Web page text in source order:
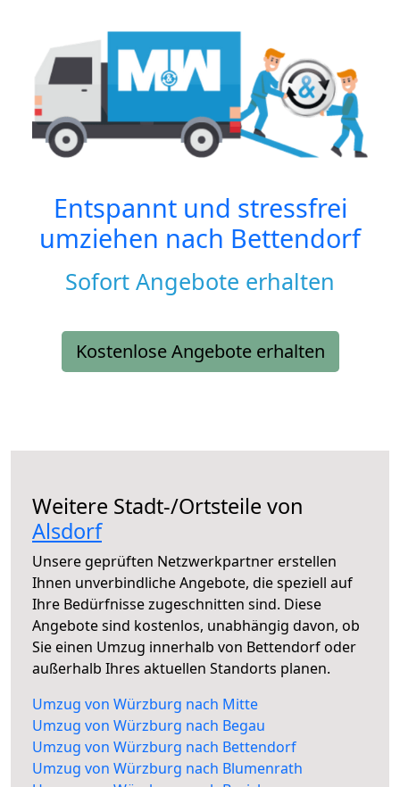
Entspannt und stressfrei
umziehen nach Bettendorf
Sofort Angebote erhalten
Kostenlose Angebote erhalten
Weitere Stadt-/Ortsteile von
Alsdorf
Unsere geprüften Netzwerkpartner erstellen
Ihnen unverbindliche Angebote, die speziell auf
Ihre Bedürfnisse zugeschnitten sind. Diese
Angebote sind kostenlos, unabhängig davon, ob
Sie einen Umzug innerhalb von Bettendorf oder
außerhalb Ihres aktuellen Standorts planen.
Umzug von Würzburg nach Mitte
Umzug von Würzburg nach Begau
Umzug von Würzburg nach Bettendorf
Umzug von Würzburg nach Blumenrath